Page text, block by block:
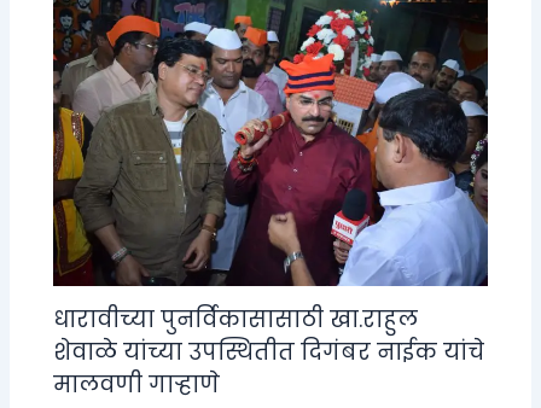
धारावीच्या पुनर्विकासासाठी खा.राहुल
शेवाळे यांच्या उपस्थितीत दिगंबर नाईक यांचे
मालवणी गाऱ्हाणे